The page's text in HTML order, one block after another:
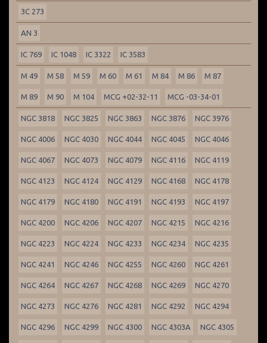
3C 273
AN 3
IC 769 IC 1048 IC 3322 IC 3583
M 49 M 58 M 59 M 60 M 61 M 84 M 86 M 87
M 89 M 90 M 104 MCG +02-32-11 MCG -03-34-01
NGC 3818 NGC 3825 NGC 3863 NGC 3876 NGC 3976
NGC 4006 NGC 4030 NGC 4044 NGC 4045 NGC 4046
NGC 4067 NGC 4073 NGC 4079 NGC 4116 NGC 4119
NGC 4123 NGC 4124 NGC 4129 NGC 4168 NGC 4178
NGC 4179 NGC 4180 NGC 4191 NGC 4193 NGC 4197
NGC 4200 NGC 4206 NGC 4207 NGC 4215 NGC 4216
NGC 4223 NGC 4224 NGC 4233 NGC 4234 NGC 4235
NGC 4241 NGC 4246 NGC 4255 NGC 4260 NGC 4261
NGC 4264 NGC 4267 NGC 4268 NGC 4269 NGC 4270
NGC 4273 NGC 4276 NGC 4281 NGC 4292 NGC 4294
NGC 4296 NGC 4299 NGC 4300 NGC 4303A NGC 4305